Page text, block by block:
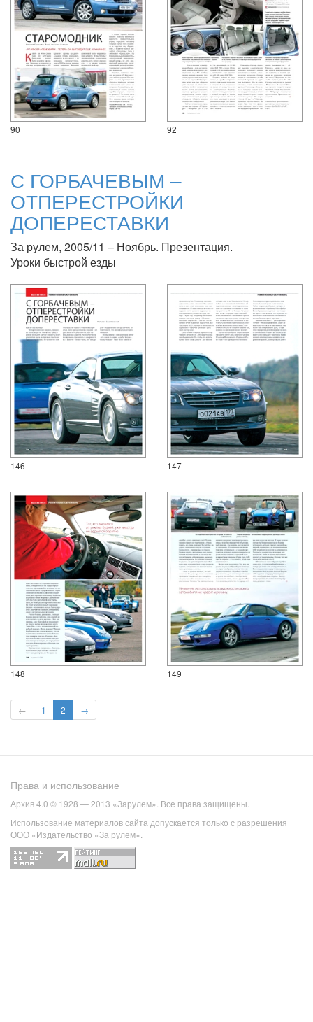
90 92
С ГОРБАЧЕВЫМ –
ОТПЕРЕСТРОЙКИ
ДОПЕРЕСТАВКИ
За рулем, 2005/11 – Ноябрь. Презентация.
Уроки быстрой езды
146 147
148 149
← 1 2 →
Права и использование
Архив 4.0 © 1928 — 2013 «Зарулем». Все права защищены.
Использование материалов сайта допускается только с разрешения
ООО «Издательство «За рулем».